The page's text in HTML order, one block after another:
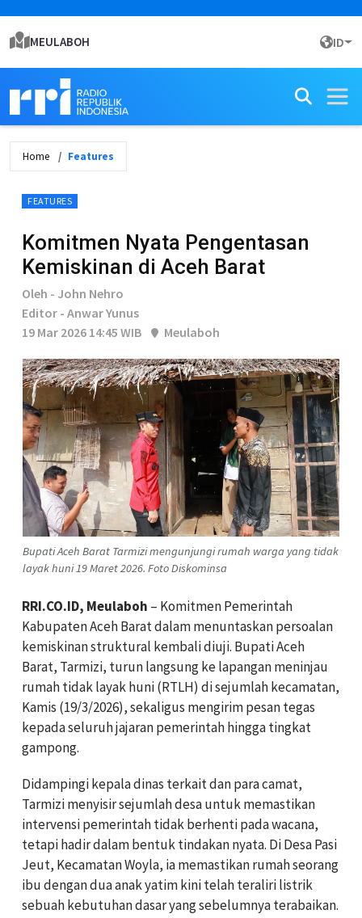
MEULABOH ID
Home Features
FEATURES
Komitmen Nyata Pengentasan
Kemiskinan di Aceh Barat
Oleh - John Nehro
Editor - Anwar Yunus
19 Mar 2026 14:45 WIB
Meulaboh
Bupati Aceh Barat Tarmizi mengunjungi rumah warga yang tidak
layak huni 19 Maret 2026. Foto Diskominsa
RRI.CO.ID, Meulaboh – Komitmen Pemerintah
Kabupaten Aceh Barat dalam menuntaskan persoalan
kemiskinan struktural kembali diuji. Bupati Aceh
Barat, Tarmizi, turun langsung ke lapangan meninjau
rumah tidak layak huni (RTLH) di sejumlah kecamatan,
Kamis (19/3/2026), sekaligus mengirim pesan tegas
kepada seluruh jajaran pemerintah hingga tingkat
gampong.
Didampingi kepala dinas terkait dan para camat,
Tarmizi menyisir sejumlah desa untuk memastikan
intervensi pemerintah tidak berhenti pada wacana,
tetapi hadir dalam bentuk tindakan nyata. Di Desa Pasi
Jeut, Kecamatan Woyla, ia memastikan rumah seorang
ibu dengan dua anak yatim kini telah teraliri listrik
sebuah kebutuhan dasar yang sebelumnya terabaikan.